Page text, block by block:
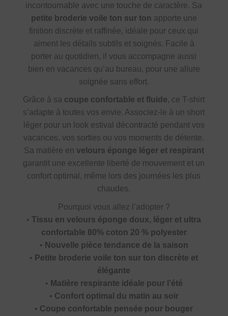
incontournable avec une touche de caractère. Sa
petite broderie voile ton sur ton apporte une
finition discrète et raffinée, idéale pour ceux qui
aiment les détails subtils et soignés. Facile à
porter au quotidien, il vous accompagne aussi
bien en vacances qu’au bureau, pour une allure
soignée sans effort.
Grâce à sa coupe confortable et fluide, ce T-shirt
s’adapte à toutes vos envie. Associez-le à un short
léger pour un look estival décontracté pendant vos
vacances, vos sorties ou vos moments de détente.
Sa matière en velours éponge léger et respirant
garantit une excellente liberté de mouvement et un
confort optimal, même lors des journées les plus
chaudes.
Pourquoi vous allez l’adopter ?
•Tissu en velours éponge doux, léger et ultra
confortable 80% coton 20 % polyester
• Nouvelle pièce tendance de la saison
• Petite broderie voile ton sur ton discrète et
élégante
• Matière respirante idéale pour l’été
• Confort optimal du matin au soir
• Coupe confortable pensée pour bouger